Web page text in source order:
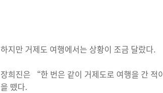
하지만 거제도 여행에서는 상황이 조금 달랐다.
장희진은 “한 번은 같이 거제도로 여행을 간
을 뗐다.